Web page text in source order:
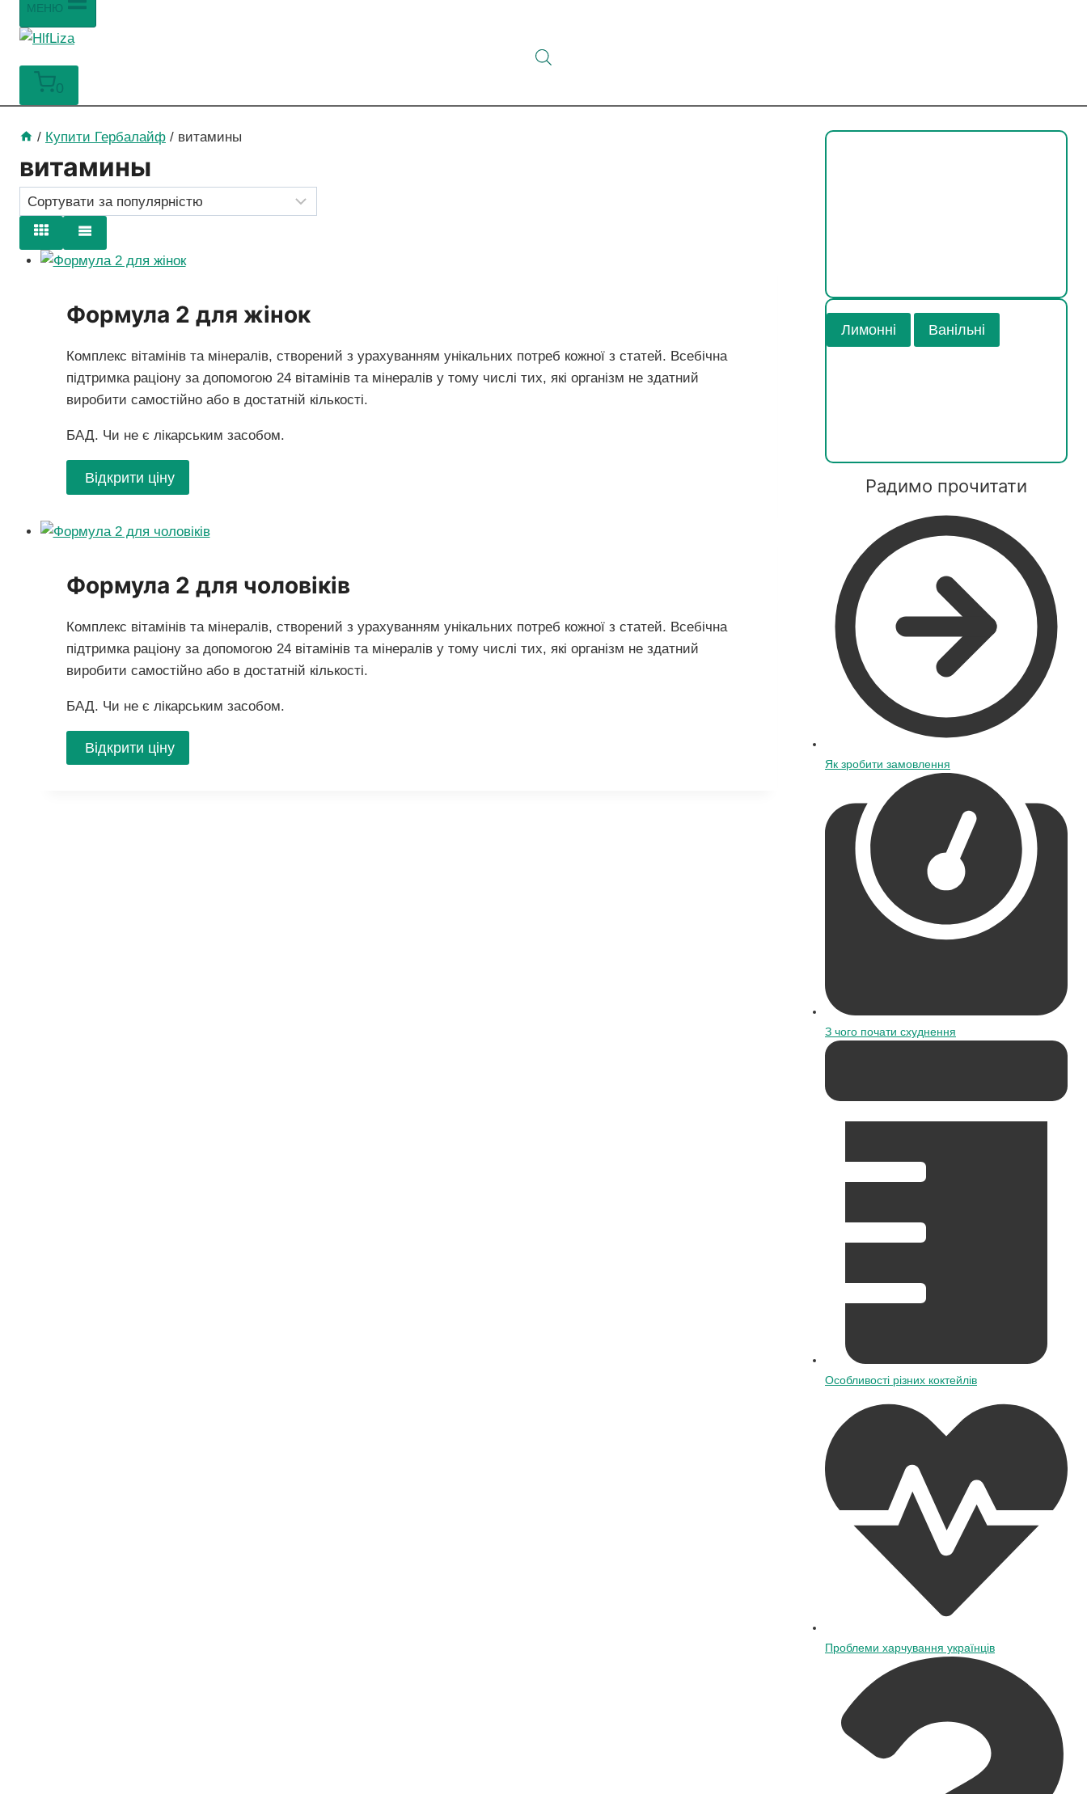
МЕНЮ
0
/ Купити Гербалайф / витамины
витамины
Формула 2 для жінок
Комплекс вітамінів та мінералів, створений з урахуванням унікальних потреб кожної з статей. Всебічна
підтримка раціону за допомогою 24 вітамінів та мінералів у тому числі тих, які організм не здатний
виробити самостійно або в достатній кількості.
БАД. Чи не є лікарським засобом.
Відкрити ціну
Формула 2 для чоловіків
Комплекс вітамінів та мінералів, створений з урахуванням унікальних потреб кожної з статей. Всебічна
підтримка раціону за допомогою 24 вітамінів та мінералів у тому числі тих, які організм не здатний
виробити самостійно або в достатній кількості.
БАД. Чи не є лікарським засобом.
Відкрити ціну
Лимонні Ванільні
Радимо прочитати
Як зробити замовлення
З чого почати схуднення
Особливості різних коктейлів
Проблеми харчування українців